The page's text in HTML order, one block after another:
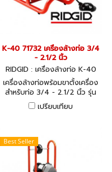
K-40 71732 เครื่องล้างท่อ 3/4
- 2.1/2 นิ้ว
RIDGID : เครื่องล้างท่อ K-40
71732
เครื่องล้างท่อพร้อมขาตั้งเครื่อง
สำหรับท่อ 3/4 - 2.1/2 นิ้ว รุ่น
K-40
เปรียบเทียบ
Best Seller